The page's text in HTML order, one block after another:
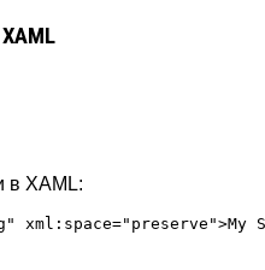
в XAML: